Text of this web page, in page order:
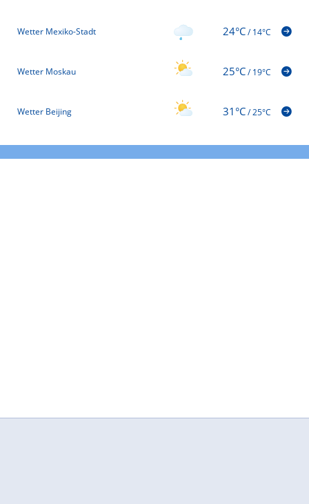
Wetter Mexiko-Stadt 24°C/14°C
Wetter Moskau 25°C/19°C
Wetter Beijing 31°C/25°C